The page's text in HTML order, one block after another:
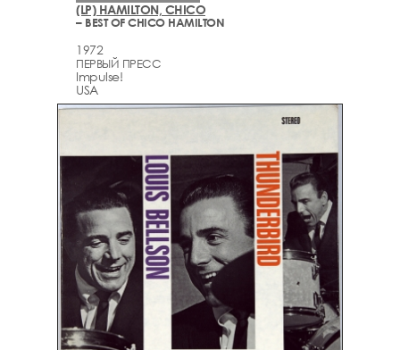
(LP) HAMILTON, CHICO
– BEST OF CHICO HAMILTON
1972
ПЕРВЫЙ ПРЕСС
Impulse!
USA